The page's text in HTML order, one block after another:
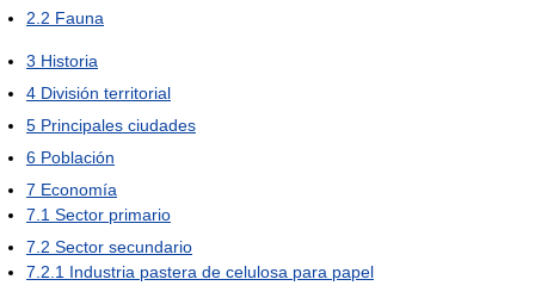
2.2 Fauna
3 Historia
4 División territorial
5 Principales ciudades
6 Población
7 Economía
7.1 Sector primario
7.2 Sector secundario
7.2.1 Industria pastera de celulosa para papel